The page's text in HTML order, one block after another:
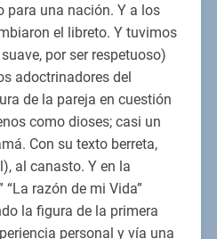
para una nación. Y a los
el libreto. Y tuvimos
por ser respetuoso)
adoctrinadores del
de la pareja en cuestión
como dioses; casi un
Con su texto berreta,
al canasto. Y en la
“La razón de mi Vida”
la figura de la primera
personal y vía una